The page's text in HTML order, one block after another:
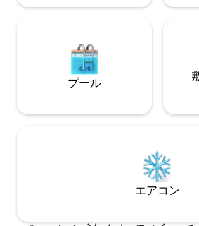
プール
エアコン